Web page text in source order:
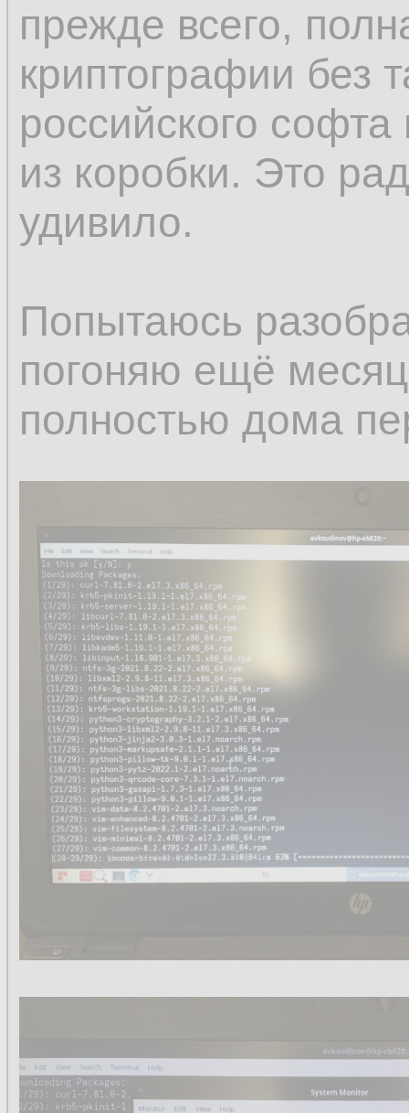
прежде всего,
криптографии без
российского
из коробки. Это
удивило.
Попытаюсь
погоняю ещё
полностью дома